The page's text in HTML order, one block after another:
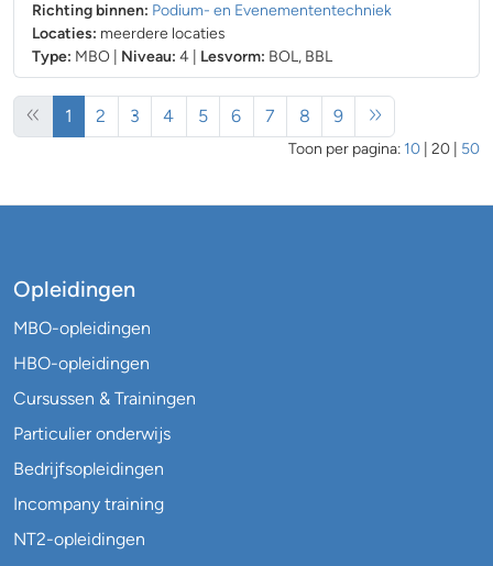
Richting binnen: Podium- en Evenemententechniek
Locaties: meerdere locaties
Type: MBO Niveau: 4 Lesvorm: BOL, BBL
1 (huidige)
2 3 4 5 6 7 8 9
Toon per pagina: 10 20 50
Opleidingen
MBO-opleidingen
HBO-opleidingen
Cursussen & Trainingen
Particulier onderwijs
Bedrijfsopleidingen
Incompany training
NT2-opleidingen